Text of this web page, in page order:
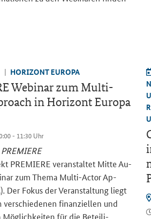
HO­RI­ZONT EU­RO­PA
We­bi­nar zum Multi-
in Ho­ri­zont Eu­ro­pa
- 11:30 Uhr
PRE­MIE­RE ver­an­stal­tet Mitte Au­
zum Thema Multi-​Actor Ap­
Der Fokus der Ver­an­stal­tung liegt
ver­schie­de­nen fi­nan­zi­el­len und
Mög­lich­kei­ten für die Be­tei­li­